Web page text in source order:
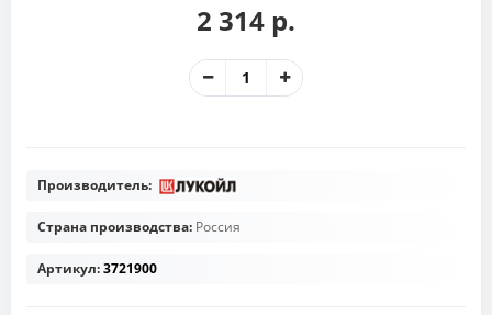
2 314 р.
Производитель:
Страна производства: Россия
Артикул:3721900